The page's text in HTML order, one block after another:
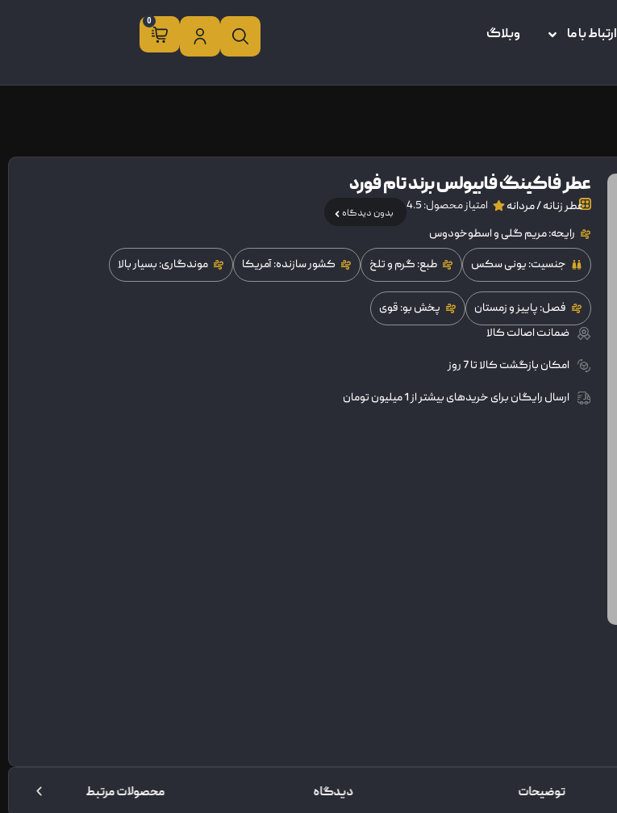
ارتباط با ما وبلاگ
0
عطر فاکینگ فابیولس برند تام فورد
عطر زنانه / مردانه امتیاز محصول: 4.5 بدون دیدگاه
رایحه: مریم گلی و اسطوخودوس
جنسیت: یونی سکس
طبع: گرم و تلخ کشور سازنده: آمریکا موندگاری: بسیار بالا
فصل: پاییز و زمستان
پخش بو: قوی
ضمانت اصالت کالا
امکان بازگشت کالا تا 7 روز
ارسال رایگان برای خریدهای بیشتر از 1 میلیون تومان
توضیحات دیدگاه محصولات مرتبط